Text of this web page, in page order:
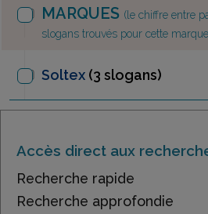
MARQUES (le chiffre entre
slogans trouvés pour cette
Soltex (3 slogans)
Accès direct aux
Recherche rapide
Recherche approfondie